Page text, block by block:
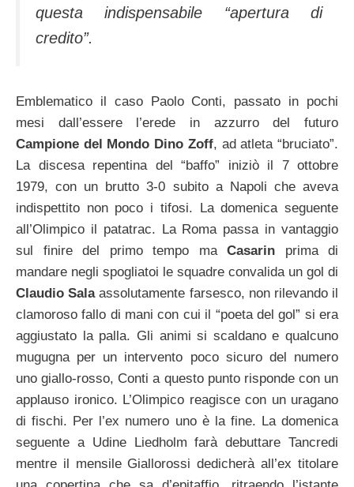
questa indispensabile “apertura di
credito”.
Emblematico il caso Paolo Conti, passato in pochi
mesi dall’essere l’erede in azzurro del futuro
Campione del Mondo Dino Zoff, ad atleta “bruciato”.
La discesa repentina del “baffo” iniziò il 7 ottobre
1979, con un brutto 3-0 subito a Napoli che aveva
indispettito non poco i tifosi. La domenica seguente
all’Olimpico il patatrac. La Roma passa in vantaggio
sul finire del primo tempo ma Casarin prima di
mandare negli spogliatoi le squadre convalida un gol di
Claudio Salaassolutamente farsesco, non rilevando il
clamoroso fallo di mani con cui il “poeta del gol” si era
aggiustato la palla. Gli animi si scaldano e qualcuno
mugugna per un intervento poco sicuro del numero
uno giallo-rosso, Conti a questo punto risponde con un
applauso ironico. L’Olimpico reagisce con un uragano
di fischi. Per l’ex numero uno è la fine. La domenica
seguente a Udine Liedholm farà debuttare Tancredi
mentre il mensile Giallorossi dedicherà all’ex titolare